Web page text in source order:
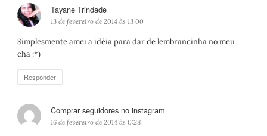
Tayane Trindade
i
s
13 de fevereiro de 2014 às 13:00
Simplesmente amei a idéia para dar de lembrancinha no meu
cha :*)
Responder
Comprar seguidores no instagram
16 de fevereiro de 2014 às 0:28